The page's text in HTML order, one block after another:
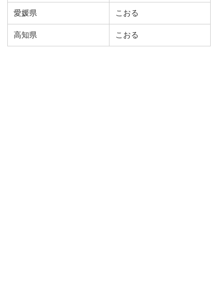
愛媛県 こおる
高知県 こおる